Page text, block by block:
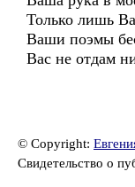
Только лишь
Ваши поэмы
Вас не отдам
© Copyright:
Свидетельство о